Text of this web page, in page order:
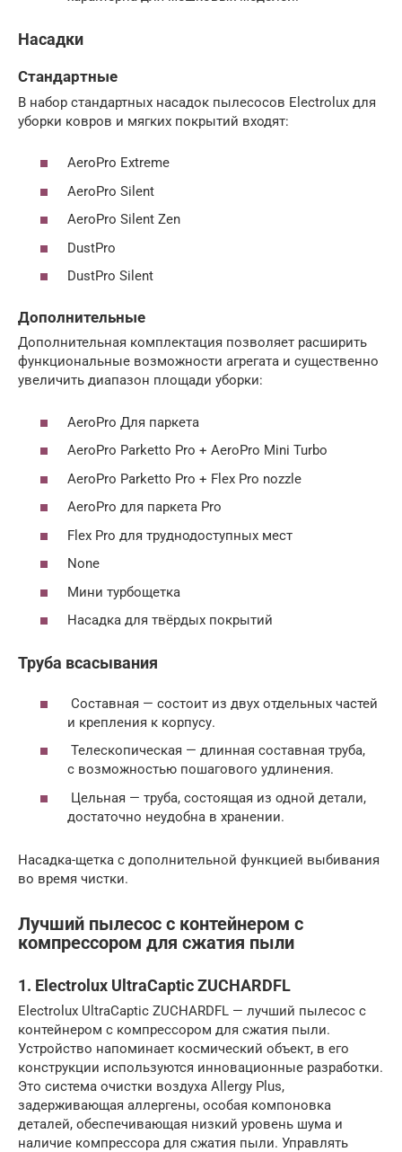
Насадки
Стандартные
В набор стандартных насадок пылесосов Electrolux для
уборки ковров и мягких покрытий входят:
AeroPro Extreme
AeroPro Silent
AeroPro Silent Zen
DustPro
DustPro Silent
Дополнительные
Дополнительная комплектация позволяет расширить
функциональные возможности агрегата и существенно
увеличить диапазон площади уборки:
AeroPro Для паркета
AeroPro Parketto Pro + AeroPro Mini Turbo
AeroPro Parketto Pro + Flex Pro nozzle
AeroPro для паркета Pro
Flex Pro для труднодоступных мест
None
Мини турбощетка
Насадка для твёрдых покрытий
Труба всасывания
Составная — состоит из двух отдельных частей
и крепления к корпусу.
Телескопическая — длинная составная труба,
с возможностью пошагового удлинения.
Цельная — труба, состоящая из одной детали,
достаточно неудобна в хранении.
Насадка-щетка с дополнительной функцией выбивания
во время чистки.
Лучший пылесос с контейнером с
компрессором для сжатия пыли
1. Electrolux UltraCaptic ZUCHARDFL
Electrolux UltraCaptic ZUCHARDFL — лучший пылесос с
контейнером с компрессором для сжатия пыли.
Устройство напоминает космический объект, в его
конструкции используются инновационные разработки.
Это система очистки воздуха Allergy Plus,
задерживающая аллергены, особая компоновка
деталей, обеспечивающая низкий уровень шума и
наличие компрессора для сжатия пыли. Управлять